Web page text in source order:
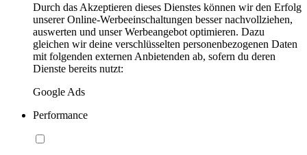
Durch das Akzeptieren dieses Dienstes können wir den Erfolg
unserer Online-Werbeeinschaltungen besser nachvollziehen,
auswerten und unser Werbeangebot optimieren. Dazu
gleichen wir deine verschlüsselten personenbezogenen Daten
mit folgenden externen Anbietenden ab, sofern du deren
Dienste bereits nutzt:
Google Ads
Performance